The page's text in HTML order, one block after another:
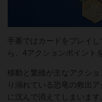
手番ではカードをプレイ
ら、4アクションポイント
移動と繁殖が主なアクショ
り溺れている恐竜の救出
に沈んで消えてしまいます